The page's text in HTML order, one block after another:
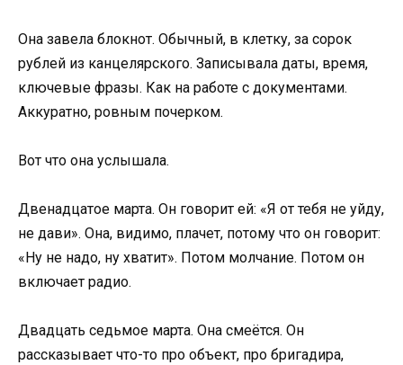
Она завела блокнот. Обычный, в клетку, за сорок
рублей из канцелярского. Записывала даты, время,
ключевые фразы. Как на работе с документами.
Аккуратно, ровным почерком.
Вот что она услышала.
Двенадцатое марта. Он говорит ей: «Я от тебя не уйду,
не дави». Она, видимо, плачет, потому что он говорит:
«Ну не надо, ну хватит». Потом молчание. Потом он
включает радио.
Двадцать седьмое марта. Она смеётся. Он
рассказывает что-то про объект, про бригадира,